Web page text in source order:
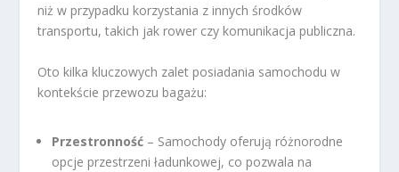
niż w przypadku korzystania z innych środków
transportu, takich jak rower czy komunikacja publiczna.
Oto kilka kluczowych zalet posiadania samochodu w
kontekście przewozu bagażu:
Przestronność – Samochody oferują różnorodne
opcje przestrzeni ładunkowej, co pozwala na